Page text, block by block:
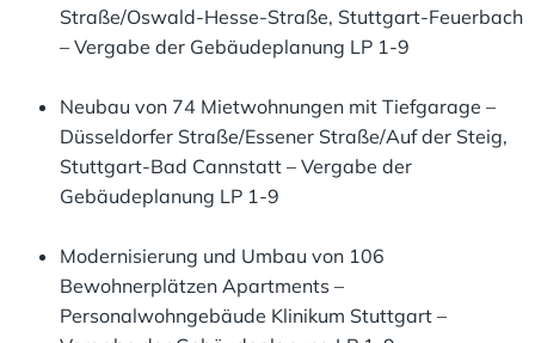
Straße/Oswald-Hesse-Straße, Stuttgart-Feuerbach
– Vergabe der Gebäudeplanung LP 1-9
Neubau von 74 Mietwohnungen mit Tiefgarage –
Düsseldorfer Straße/Essener Straße/Auf der Steig,
Stuttgart-Bad Cannstatt – Vergabe der
Gebäudeplanung LP 1-9
Modernisierung und Umbau von 106
Bewohnerplätzen Apartments –
Personalwohngebäude Klinikum Stuttgart –